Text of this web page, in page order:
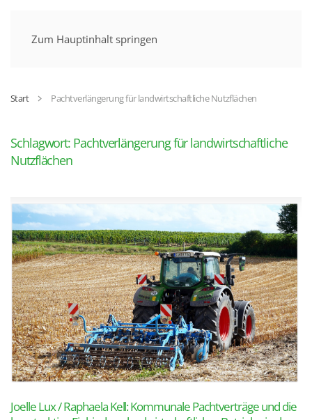
Zum Hauptinhalt springen
Start Pachtverlängerung für landwirtschaftliche Nutzflächen
Schlagwort: Pachtverlängerung für landwirtschaftliche
Nutzflächen
Joelle Lux / Raphaela Kell: Kommunale Pachtverträge und die